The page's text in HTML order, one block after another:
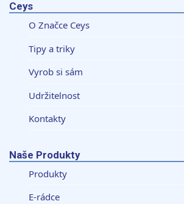
Ceys
O Značce Ceys
Tipy a triky
Vyrob si sám
Udržitelnost
Kontakty
Naše Produkty
Produkty
E-rádce